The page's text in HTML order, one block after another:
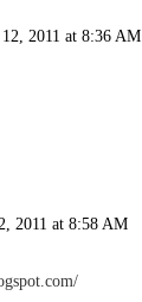
2011 at 8:36 AM
2011 at 8:58 AM